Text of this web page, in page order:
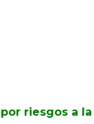
riesgos a